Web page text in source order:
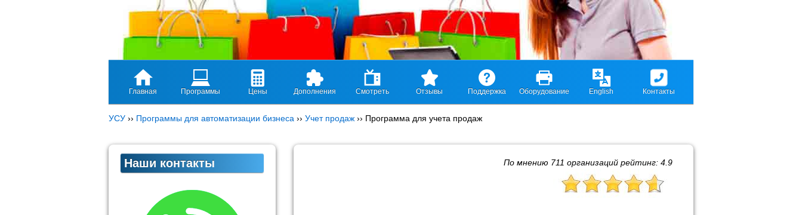
Главная Программы Цены Дополнения Смотреть Отзывы Поддержка Оборудование English Контакты
УСУ ›› Программы для автоматизации бизнеса ›› Учет продаж ›› Программа для учета продаж
По мнению 711 организаций рейтинг: 4.9
Наши контакты